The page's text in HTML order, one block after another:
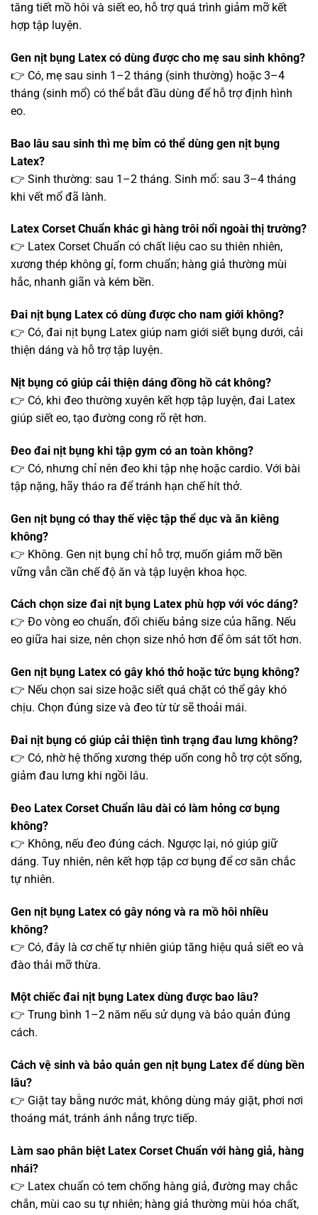
tăng tiết mồ hôi và siết eo, hỗ trợ quá trình giảm mỡ kết
hợp tập luyện.
Gen nịt bụng Latex có dùng được cho mẹ sau sinh không?
👉 Có, mẹ sau sinh 1–2 tháng (sinh thường) hoặc 3–4
tháng (sinh mổ) có thể bắt đầu dùng để hỗ trợ định hình
eo.
Bao lâu sau sinh thì mẹ bỉm có thể dùng gen nịt bụng
Latex?
👉 Sinh thường: sau 1–2 tháng. Sinh mổ: sau 3–4 tháng
khi vết mổ đã lành.
Latex Corset Chuẩn khác gì hàng trôi nổi ngoài thị trường?
👉 Latex Corset Chuẩn có chất liệu cao su thiên nhiên,
xương thép không gỉ, form chuẩn; hàng giả thường mùi
hắc, nhanh giãn và kém bền.
Đai nịt bụng Latex có dùng được cho nam giới không?
👉 Có, đai nịt bụng Latex giúp nam giới siết bụng dưới, cải
thiện dáng và hỗ trợ tập luyện.
Nịt bụng có giúp cải thiện dáng đồng hồ cát không?
👉 Có, khi đeo thường xuyên kết hợp tập luyện, đai Latex
giúp siết eo, tạo đường cong rõ rệt hơn.
Đeo đai nịt bụng khi tập gym có an toàn không?
👉 Có, nhưng chỉ nên đeo khi tập nhẹ hoặc cardio. Với bài
tập nặng, hãy tháo ra để tránh hạn chế hít thở.
Gen nịt bụng có thay thế việc tập thể dục và ăn kiêng
không?
👉 Không. Gen nịt bụng chỉ hỗ trợ, muốn giảm mỡ bền
vững vẫn cần chế độ ăn và tập luyện khoa học.
Cách chọn size đai nịt bụng Latex phù hợp với vóc dáng?
👉 Đo vòng eo chuẩn, đối chiếu bảng size của hãng. Nếu
eo giữa hai size, nên chọn size nhỏ hơn để ôm sát tốt hơn.
Gen nịt bụng Latex có gây khó thở hoặc tức bụng không?
👉 Nếu chọn sai size hoặc siết quá chặt có thể gây khó
chịu. Chọn đúng size và đeo từ từ sẽ thoải mái.
Đai nịt bụng có giúp cải thiện tình trạng đau lưng không?
👉 Có, nhờ hệ thống xương thép uốn cong hỗ trợ cột sống,
giảm đau lưng khi ngồi lâu.
Đeo Latex Corset Chuẩn lâu dài có làm hỏng cơ bụng
không?
👉 Không, nếu đeo đúng cách. Ngược lại, nó giúp giữ
dáng. Tuy nhiên, nên kết hợp tập cơ bụng để cơ săn chắc
tự nhiên.
Gen nịt bụng Latex có gây nóng và ra mồ hôi nhiều
không?
👉 Có, đây là cơ chế tự nhiên giúp tăng hiệu quả siết eo và
đào thải mỡ thừa.
Một chiếc đai nịt bụng Latex dùng được bao lâu?
👉 Trung bình 1–2 năm nếu sử dụng và bảo quản đúng
cách.
Cách vệ sinh và bảo quản gen nịt bụng Latex để dùng bền
lâu?
👉 Giặt tay bằng nước mát, không dùng máy giặt, phơi nơi
thoáng mát, tránh ánh nắng trực tiếp.
Làm sao phân biệt Latex Corset Chuẩn với hàng giả, hàng
nhái?
👉 Latex chuẩn có tem chống hàng giả, đường may chắc
chắn, mùi cao su tự nhiên; hàng giả thường mùi hóa chất,